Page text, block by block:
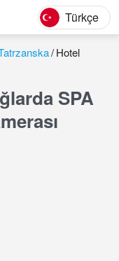
Türkçe
Hotel
SPA